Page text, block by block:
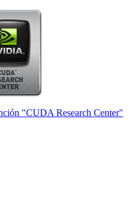
"CUDA Research Center"